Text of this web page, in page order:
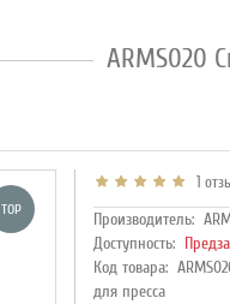
ARMS020
TOP
1
Производитель:
Доступность:
Код товара:
для пресса